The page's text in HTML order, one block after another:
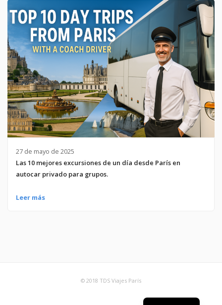
27 de mayo de 2025
Las 10 mejores excursiones de un día desde París en
autocar privado para grupos.
Leer más
© 2018 TDS Viajes París